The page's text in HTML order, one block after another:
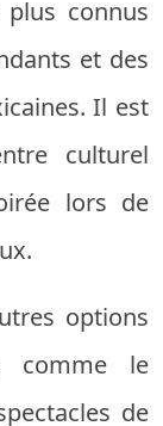
connus
et des
Il est
culturel
lors de
options
comme le
de